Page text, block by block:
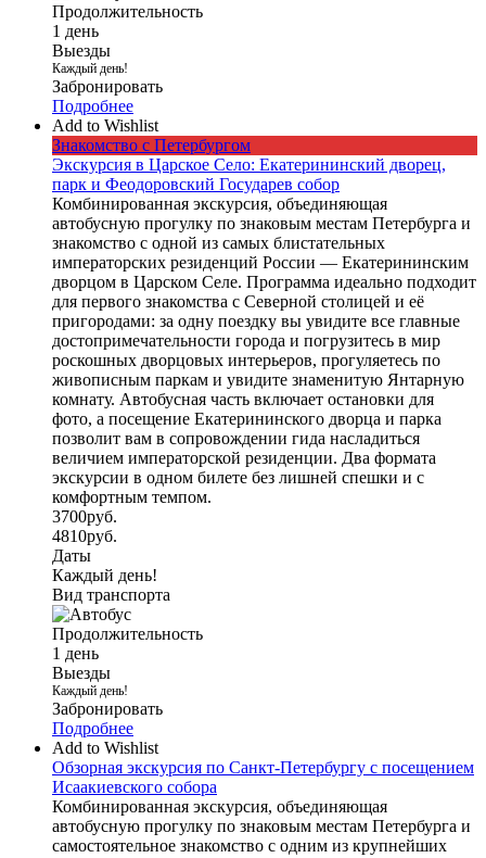
Продолжительность
1 день
Выезды
Каждый день!
Забронировать
Подробнее
Add to Wishlist
Знакомство с Петербургом
Экскурсия в Царское Село: Екатерининский дворец,
парк и Феодоровский Государев собор
Комбинированная экскурсия, объединяющая
автобусную прогулку по знаковым местам Петербурга и
знакомство с одной из самых блистательных
императорских резиденций России — Екатерининским
дворцом в Царском Селе. Программа идеально подходит
для первого знакомства с Северной столицей и её
пригородами: за одну поездку вы увидите все главные
достопримечательности города и погрузитесь в мир
роскошных дворцовых интерьеров, прогуляетесь по
живописным паркам и увидите знаменитую Янтарную
комнату. Автобусная часть включает остановки для
фото, а посещение Екатерининского дворца и парка
позволит вам в сопровождении гида насладиться
величием императорской резиденции. Два формата
экскурсии в одном билете без лишней спешки и с
комфортным темпом.
3700руб.
4810руб.
Даты
Каждый день!
Вид транспорта
Продолжительность
1 день
Выезды
Каждый день!
Забронировать
Подробнее
Add to Wishlist
Обзорная экскурсия по Санкт-Петербургу с посещением
Исаакиевского собора
Комбинированная экскурсия, объединяющая
автобусную прогулку по знаковым местам Петербурга и
самостоятельное знакомство с одним из крупнейших